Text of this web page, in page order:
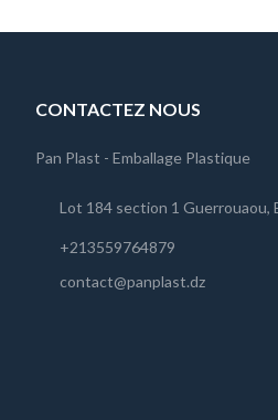
CONTACTEZ NOUS
Pan Plast - Emballage Plastique
Lot 184 section 1 Guerrouaou,
+213559764879
contact@panplast.dz